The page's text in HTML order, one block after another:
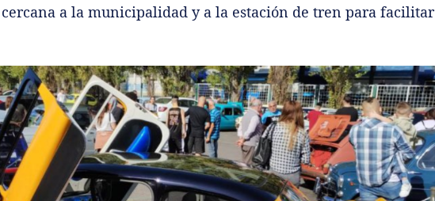
a la municipalidad y a la estación de tren para facilitar